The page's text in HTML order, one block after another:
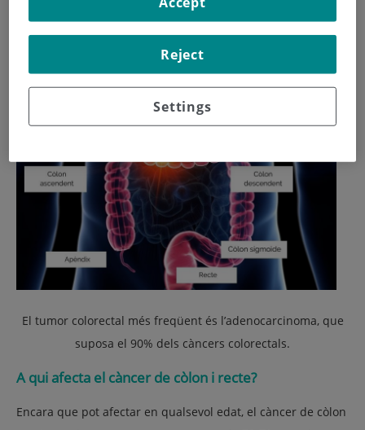
El tumor colorectal més freqüent és l’adenocarcinoma, que
suposa el 90% dels càncers colorectals.
A qui afecta el càncer de còlon i recte?
Encara que pot afectar en qualsevol edat, el càncer de còlon
Settings
Reject